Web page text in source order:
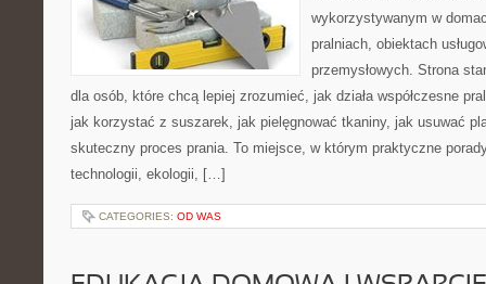
wykorzystywanym w
pralniach, obiektach
przemysłowych. Strona
dla osób, które chcą lepiej zrozumieć, jak działa współczesne
jak korzystać z suszarek, jak pielęgnować tkaniny, jak usuwać
skuteczny proces prania. To miejsce, w którym praktyczne
technologii, ekologii, […]
CATEGORIES: OD WAS